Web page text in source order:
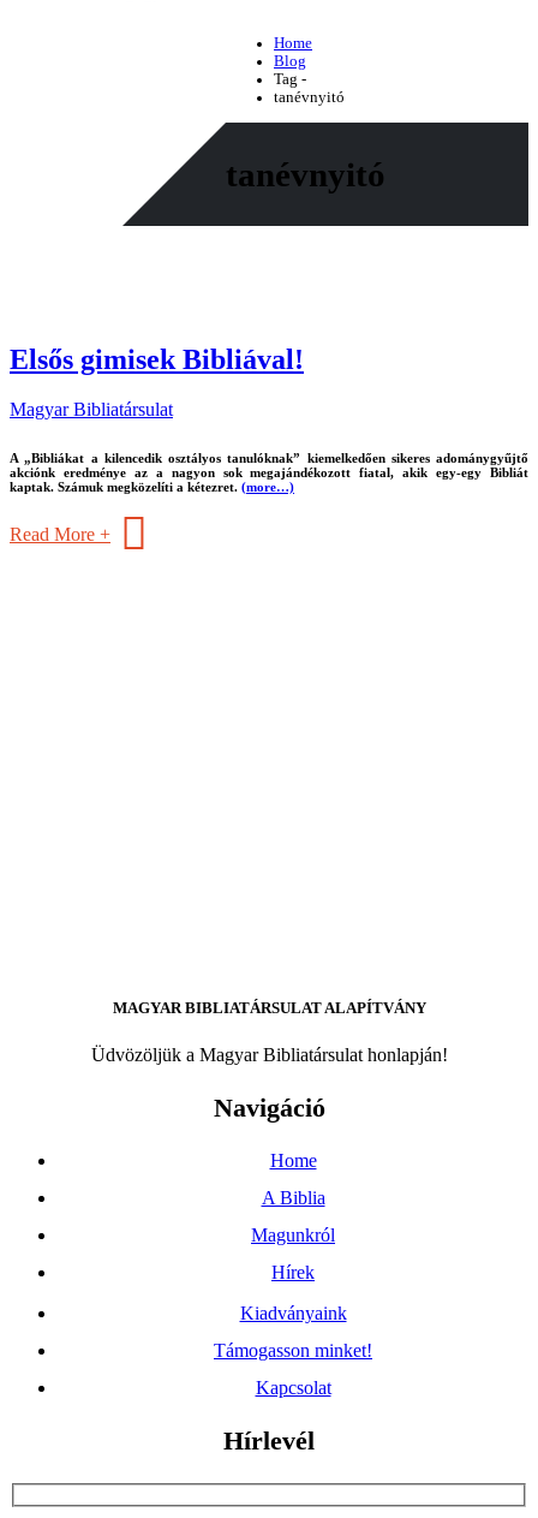
Home
Blog
Tag -
tanévnyitó
tanévnyitó
Elsős gimisek Bibliával!
Magyar Bibliatársulat
A „Bibliákat a kilencedik osztályos tanulóknak” kiemelkedően sikeres adománygyűjtő
akciónk eredménye az a nagyon sok megajándékozott fiatal, akik egy-egy Bibliát
kaptak. Számuk megközelíti a kétezret. (more…)
Read More +
MAGYAR BIBLIATÁRSULAT ALAPÍTVÁNY
Üdvözöljük a Magyar Bibliatársulat honlapján!
Navigáció
Home
A Biblia
Magunkról
Hírek
Kiadványaink
Támogasson minket!
Kapcsolat
Hírlevél